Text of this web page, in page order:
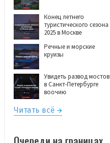
Конец летнего
туристического сезона
2025 в Москве
Речные и морские
круизы
Увидеть развод мостов
в Санкт-Петербурге
воочию
Читать всё